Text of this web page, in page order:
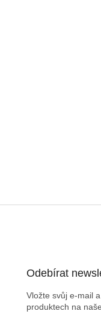
Odebírat
Vložte svůj e-mail
produktech na